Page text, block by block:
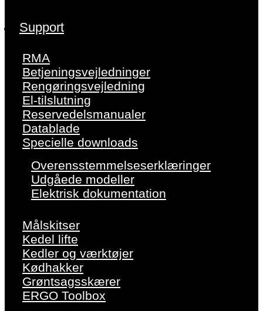
Support
RMA
Betjeningsvejledninger
Rengøringsvejledning
El-tilslutning
Reservedelsmanualer
Datablade
Specielle downloads
Overensstemmelseserklæringer
Udgåede modeller
Elektrisk dokumentation
Målskitser
Kedel lifte
Kedler og værktøjer
Kødhakker
Grøntsagsskærer
ERGO Toolbox